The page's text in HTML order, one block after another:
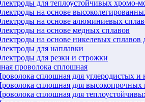
для теплоустойчивых хромо-
на основе
на основе алюминиевых
на основе медных сплавов
на основе никелевых сплавов
для наплавки
для резки и строжки
проволока сплошная
сплошная для углеродистых и
сплошная для высокопрочных
сплошная для